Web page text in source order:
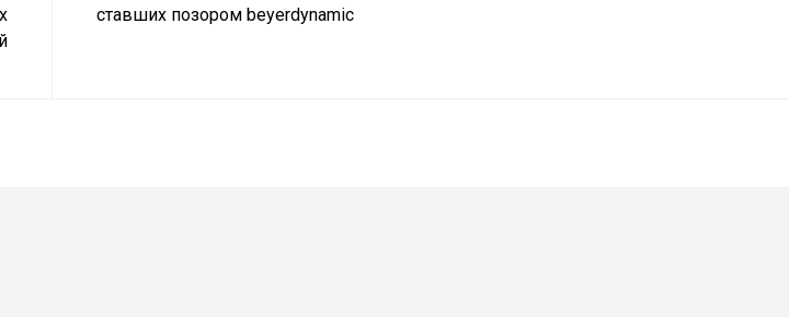
ставших позором beyerdynamic